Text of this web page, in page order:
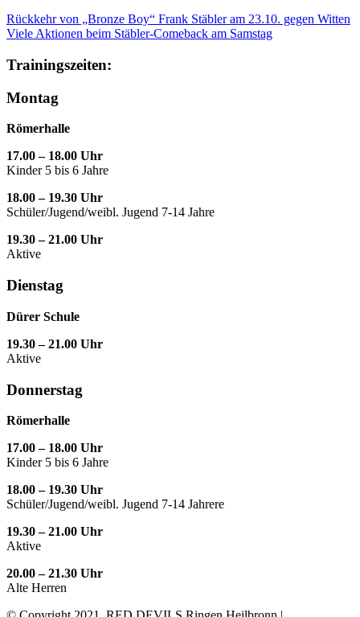
Rückkehr von „Bronze Boy“ Frank Stäbler am 23.10. gegen Witten
Viele Aktionen beim Stäbler-Comeback am Samstag
Trainingszeiten:
Montag
Römerhalle
17.00 – 18.00 Uhr
Kinder 5 bis 6 Jahre
18.00 – 19.30 Uhr
Schüler/Jugend/weibl. Jugend 7-14 Jahre
19.30 – 21.00 Uhr
Aktive
Dienstag
Dürer Schule
19.30 – 21.00 Uhr
Aktive
Donnerstag
Römerhalle
17.00 – 18.00 Uhr
Kinder 5 bis 6 Jahre
18.00 – 19.30 Uhr
Schüler/Jugend/weibl. Jugend 7-14 Jahrere
19.30 – 21.00 Uhr
Aktive
20.00 – 21.30 Uhr
Alte Herren